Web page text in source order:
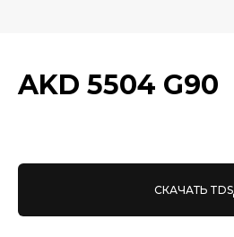
AKD 5504 G90
СКАЧАТЬ TDS